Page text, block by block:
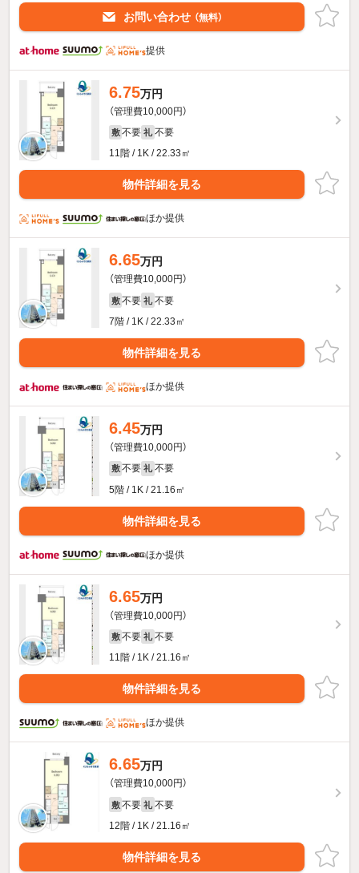
お問い合わせ （無料）
提供
6.75万円
（管理費10,000円）
敷 不要 礼 不要
11階 / 1K / 22.33㎡
物件詳細を見る
ほか提供
6.65万円
（管理費10,000円）
敷 不要 礼 不要
7階 / 1K / 22.33㎡
物件詳細を見る
ほか提供
6.45万円
（管理費10,000円）
敷 不要 礼 不要
5階 / 1K / 21.16㎡
物件詳細を見る
ほか提供
6.65万円
（管理費10,000円）
敷 不要 礼 不要
11階 / 1K / 21.16㎡
物件詳細を見る
ほか提供
6.65万円
（管理費10,000円）
敷 不要 礼 不要
12階 / 1K / 21.16㎡
物件詳細を見る